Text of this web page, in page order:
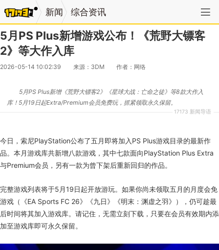
新闻 综合资讯
5月PS Plus新增游戏公布！《荒野大镖客
2》等大作入库
2026-05-14 10:02:39 来源：3DM 作者：网络
17173 新闻导语
5月PS Plus新增《荒野大镖客2》《星球大战：亡命之徒》等8款大作入
库！5月19日起Extra/Premium会员免费玩，抓紧领取永久保留。
今日，索尼PlayStation公布了五月即将加入PS Plus游戏目录的最新作
品。本月游戏库共新增八款游戏，其中七款面向PlayStation Plus Extra
与Premium会员，另有一款为曾下架后重新回归的作品。
完整游戏列表将于5月19日起开放游玩。如果你尚未领取五月的月度会免
游戏（《EA Sports FC 26》《九日》《明末：渊虚之羽》），仍可趁最
后时间将其加入游戏库。请记住，无需立刻下载，只要在会员有效期内添
加至游戏库即可永久保留。